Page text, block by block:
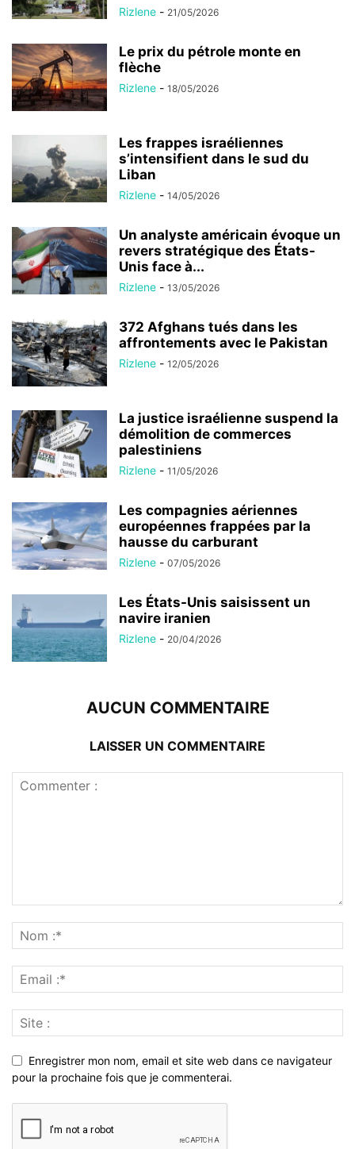
Rizlene - 21/05/2026
Le prix du pétrole monte en
flèche
Rizlene - 18/05/2026
Les frappes israéliennes
s’intensifient dans le sud du
Liban
Rizlene - 14/05/2026
Un analyste américain évoque un
revers stratégique des États-
Unis face à...
Rizlene - 13/05/2026
372 Afghans tués dans les
affrontements avec le Pakistan
Rizlene - 12/05/2026
La justice israélienne suspend la
démolition de commerces
palestiniens
Rizlene - 11/05/2026
Les compagnies aériennes
européennes frappées par la
hausse du carburant
Rizlene - 07/05/2026
Les États-Unis saisissent un
navire iranien
Rizlene - 20/04/2026
AUCUN COMMENTAIRE
LAISSER UN COMMENTAIRE
Enregistrer mon nom, email et site web dans ce navigateur
pour la prochaine fois que je commenterai.